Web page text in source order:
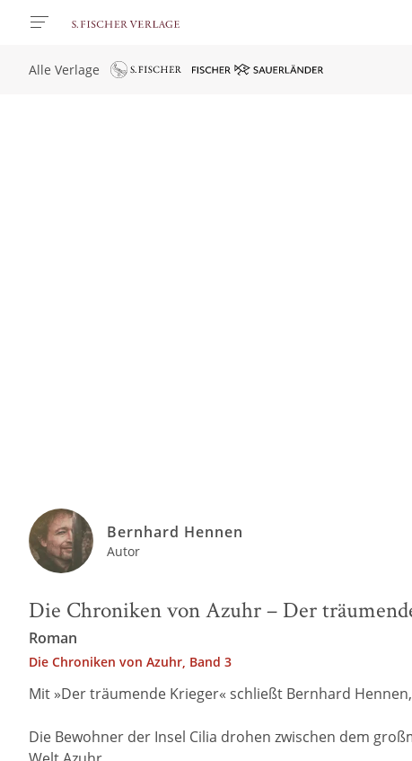
Alle Verlage
Bernhard Hennen
Autor
Die Chroniken von Azuhr – Der
Roman
Die Chroniken von Azuhr, Band 3
Mit »Der träumende Krieger« schließt Bernhard
Die Bewohner der Insel Cilia drohen zwischen dem